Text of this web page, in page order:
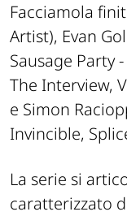
Facciamola
Artist), Evan
Sausage Party
The Interview,
e Simon
Invincible,
La serie si
caratterizzato